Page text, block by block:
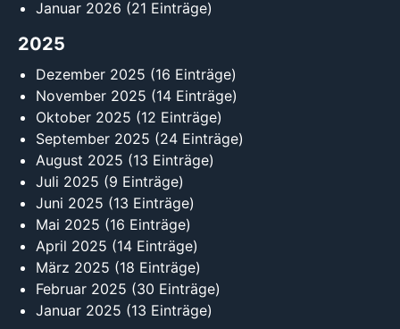
Januar 2026 (21 Einträge)
2025
Dezember 2025 (16 Einträge)
November 2025 (14 Einträge)
Oktober 2025 (12 Einträge)
September 2025 (24 Einträge)
August 2025 (13 Einträge)
Juli 2025 (9 Einträge)
Juni 2025 (13 Einträge)
Mai 2025 (16 Einträge)
April 2025 (14 Einträge)
März 2025 (18 Einträge)
Februar 2025 (30 Einträge)
Januar 2025 (13 Einträge)